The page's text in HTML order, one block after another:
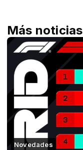
Más noticias
Novedades